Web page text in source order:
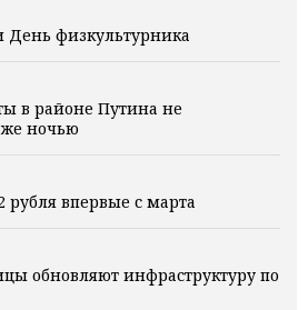
День физкультурника
в районе Путина не
ночью
впервые с марта
обновляют инфраструктуру по